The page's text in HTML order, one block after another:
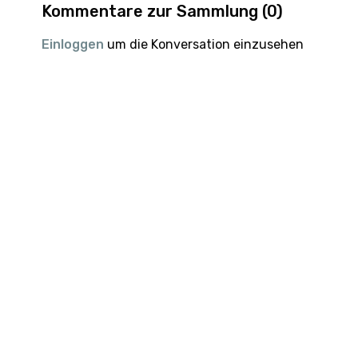
Kommentare zur Sammlung (0)
Einloggen um die Konversation einzusehen